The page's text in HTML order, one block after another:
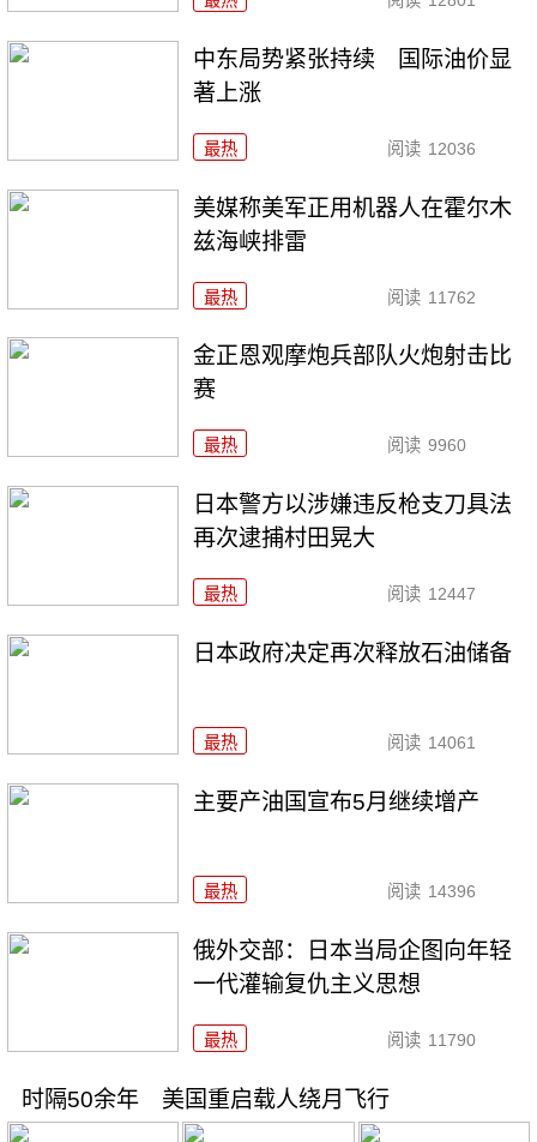
中东局势紧张持续 国际油价显
著上涨
最热 阅读 12036
美媒称美军正用机器人在霍尔木
兹海峡排雷
最热 阅读 11762
金正恩观摩炮兵部队火炮射击比
赛
最热 阅读 9960
日本警方以涉嫌违反枪支刀具法
再次逮捕村田晃大
最热 阅读 12447
日本政府决定再次释放石油储备
最热 阅读 14061
主要产油国宣布5月继续增产
最热 阅读 14396
俄外交部：日本当局企图向年轻
一代灌输复仇主义思想
最热 阅读 11790
时隔50余年 美国重启载人绕月飞行